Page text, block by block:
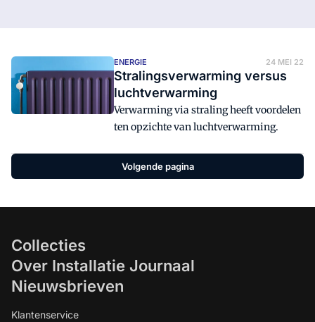
ENERGIE 24 MEI 22
Stralingsverwarming versus
luchtverwarming
Verwarming via straling heeft voordelen
ten opzichte van luchtverwarming.
Volgende pagina
Collecties
Over Installatie Journaal
Nieuwsbrieven
Klantenservice